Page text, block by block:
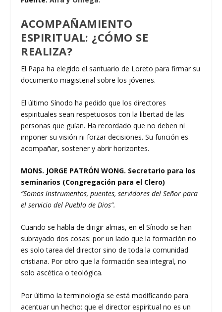
ACOMPAÑAMIENTO
ESPIRITUAL: ¿CÓMO SE
REALIZA?
El Papa ha elegido el santuario de Loreto para firmar su
documento magisterial sobre los jóvenes.
El último Sínodo ha pedido que los directores
espirituales sean respetuosos con la libertad de las
personas que guían. Ha recordado que no deben ni
imponer su visión ni forzar decisiones. Su función es
acompañar, sostener y abrir horizontes.
MONS. JORGE PATRÓN WONG. Secretario para los
seminarios (Congregación para el Clero)
“Somos instrumentos, puentes, servidores del Señor para
el servicio del Pueblo de Dios”.
Cuando se habla de dirigir almas, en el Sínodo se han
subrayado dos cosas: por un lado que la formación no
es solo tarea del director sino de toda la comunidad
cristiana. Por otro que la formación sea integral, no
solo ascética o teológica.
Por último la terminología se está modificando para
acentuar un hecho: que el director espiritual no es un